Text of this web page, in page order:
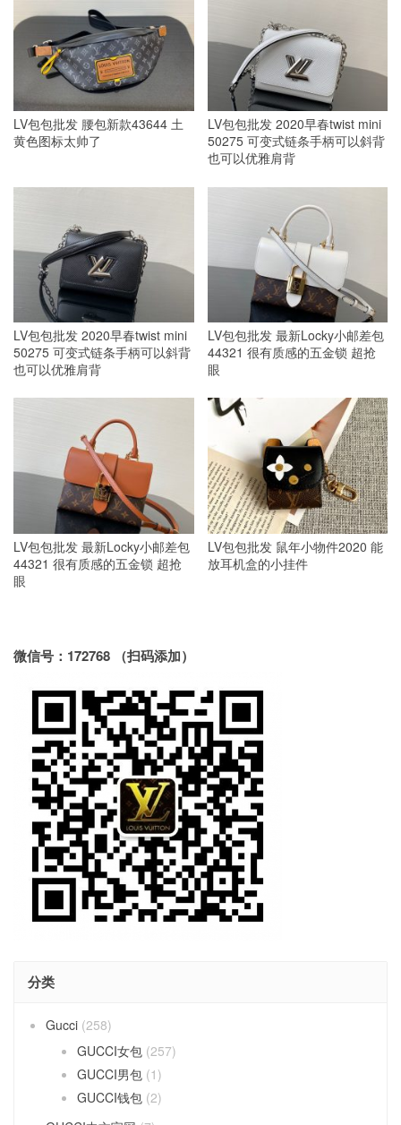
LV包包批发 腰包新款43644 土
黄色图标太帅了
LV包包批发 2020早春twist mini
50275 可变式链条手柄可以斜背
也可以优雅肩背
LV包包批发 2020早春twist mini
50275 可变式链条手柄可以斜背
也可以优雅肩背
LV包包批发 最新Locky小邮差包
44321 很有质感的五金锁 超抢
眼
LV包包批发 最新Locky小邮差包
44321 很有质感的五金锁 超抢
眼
LV包包批发 鼠年小物件2020 能
放耳机盒的小挂件
微信号：172768 （扫码添加）
分类
Gucci (258)
GUCCI女包 (257)
GUCCI男包 (1)
GUCCI钱包 (2)